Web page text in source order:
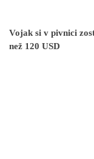
Vojak si v pivnici
než 120 USD